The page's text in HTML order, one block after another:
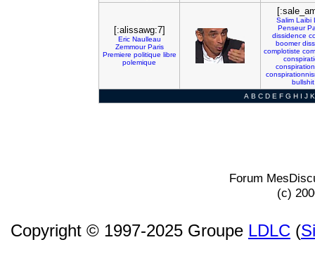
[:alissawg:7]
Eric Naulleau
Zemmour Paris
Premiere politique libre
polemique
Salim Laibi
Penseur
dissidence
boomer
complotiste
bullshit
A B C D E F G H I J K
Forum
(c)
Copyright © 1997-2025 Groupe LDLC (